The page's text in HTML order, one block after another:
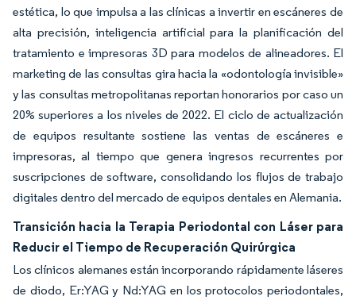
estética, lo que impulsa a las clínicas a invertir en escáneres de
alta precisión, inteligencia artificial para la planificación del
tratamiento e impresoras 3D para modelos de alineadores. El
marketing de las consultas gira hacia la «odontología invisible»
y las consultas metropolitanas reportan honorarios por caso un
20% superiores a los niveles de 2022. El ciclo de actualización
de equipos resultante sostiene las ventas de escáneres e
impresoras, al tiempo que genera ingresos recurrentes por
suscripciones de software, consolidando los flujos de trabajo
digitales dentro del mercado de equipos dentales en Alemania.
Transición hacia la Terapia Periodontal con Láser para
Reducir el Tiempo de Recuperación Quirúrgica
Los clínicos alemanes están incorporando rápidamente láseres
de diodo, Er:YAG y Nd:YAG en los protocolos periodontales,